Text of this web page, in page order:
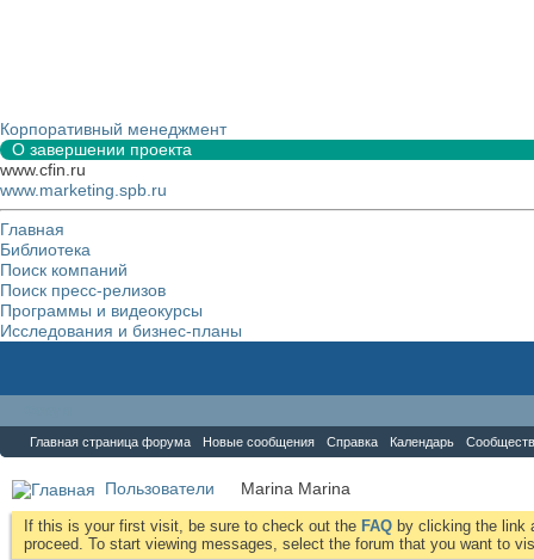
Корпоративный менеджмент
О завершении проекта
www.cfin.ru
www.marketing.spb.ru
Главная
Библиотека
Поиск компаний
Поиск пресс-релизов
Программы и видеокурсы
Исследования и бизнес-планы
Главная страница форума Новые сообщения Справка Календарь
Пользователи Marina Marina
If this is your first visit, be sure to check out the FAQ by clicking the link
proceed. To start viewing messages, select the forum that you want to